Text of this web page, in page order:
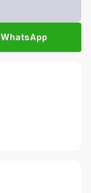
WhatsApp